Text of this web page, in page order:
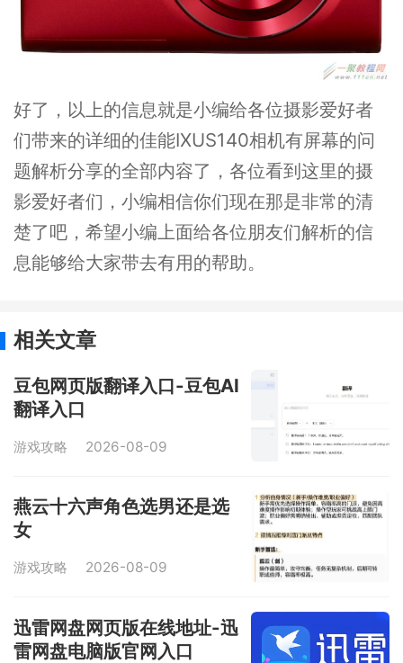
好了，以上的信息就是小编给各位摄影爱好者
们带来的详细的佳能IXUS140相机有屏幕的问
题解析分享的全部内容了，各位看到这里的摄
影爱好者们，小编相信你们现在那是非常的清
楚了吧，希望小编上面给各位朋友们解析的信
息能够给大家带去有用的帮助。
相关文章
豆包网页版翻译入口-豆包AI
翻译入口
游戏攻略 2026-08-09
燕云十六声角色选男还是选
女
游戏攻略 2026-08-09
迅雷网盘网页版在线地址-迅
雷网盘电脑版官网入口